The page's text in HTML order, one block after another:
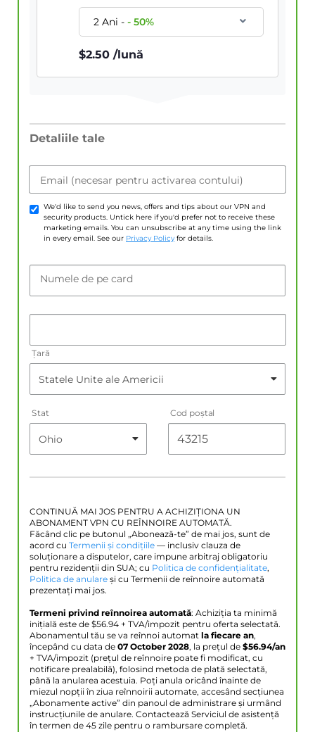
2 Ani--50%
$2.50 /lună
Detaliile tale
Email (necesar pentru activarea contului)
We'd like to send you news, offers and tips about our VPN and
security products. Untick here if you'd prefer not to receive these
marketing emails. You can unsubscribe at any time using the link
in every email. See our Privacy Policy for details.
Numele de pe card
Țară
Stat Cod poştal
CONTINUĂ MAI JOS PENTRU A ACHIZIȚIONA UN
ABONAMENT VPN CU REÎNNOIRE AUTOMATĂ.
Făcând clic pe butonul „Abonează-te” de mai jos, sunt de
acord cu Termenii și condițiile — inclusiv clauza de
soluționare a disputelor, care impune arbitraj obligatoriu
pentru rezidenții din SUA; cu Politica de confidențialitate,
Politica de anulare și cu Termenii de reînnoire automată
prezentați mai jos.
Termeni privind reînnoirea automată: Achiziția ta minimă
inițială este de $56.94 + TVA/impozit pentru oferta selectată.
Abonamentul tău se va reînnoi automat la fiecare an,
începând cu data de 07 October 2028, la prețul de $56.94/an
+ TVA/impozit (prețul de reînnoire poate fi modificat, cu
notificare prealabilă), folosind metoda de plată selectată,
până la anularea acestuia. Poți anula oricând înainte de
miezul nopții în ziua reînnoirii automate, accesând secțiunea
„Abonamente active” din panoul de administrare și urmând
instrucțiunile de anulare. Contactează Serviciul de asistență
în termen de 45 zile pentru o rambursare completă.